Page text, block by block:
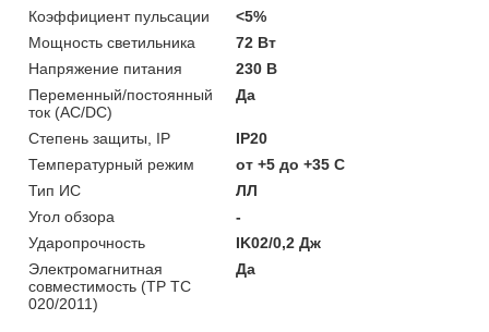
Коэффициент пульсации
<5%
Мощность светильника
72 Вт
Напряжение питания
230 В
Переменный/постоянный
ток (AC/DC)
Да
Степень защиты, IP
IP20
Температурный режим
от +5 до +35 C
Тип ИС
ЛЛ
Угол обзора
-
Ударопрочность
IK02/0,2 Дж
Электромагнитная
совместимость (ТР ТС
020/2011)
Да